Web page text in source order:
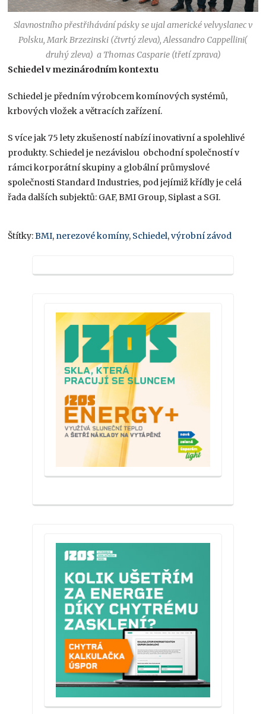
Slavnostního přestřihávání pásky se ujal americké velvyslanec v
Polsku, Mark Brzezinski (čtvrtý zleva), Alessandro Cappellini(
druhý zleva) a Thomas Casparie (třetí zprava)
Schiedel v mezinárodním kontextu
Schiedel je předním výrobcem komínových systémů,
krbových vložek a větracích zařízení.
S více jak 75 lety zkušeností nabízí inovativní a spolehlivé
produkty. Schiedel je nezávislou obchodní společností v
rámci korporátní skupiny a globální průmyslové
společnosti Standard Industries, pod jejímiž křídly je celá
řada dalších subjektů: GAF, BMI Group, Siplast a SGI.
Štítky:BMI, nerezové komíny, Schiedel,výrobní závod